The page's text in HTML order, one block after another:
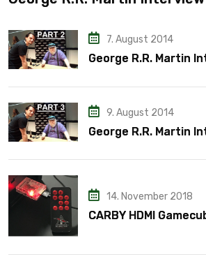
7. August 2014
George R.R. Martin
9. August 2014
George R.R. Martin
14. November 2018
CARBY HDMI